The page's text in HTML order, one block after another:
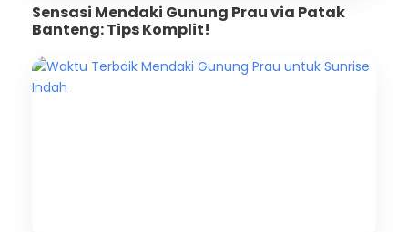
Sensasi Mendaki Gunung Prau via Patak
Banteng: Tips Komplit!